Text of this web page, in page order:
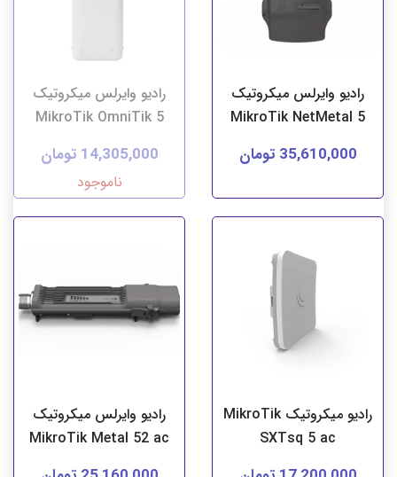
رادیو وایرلس میکروتیک
MikroTik NetMetal 5
35,610,000 تومان
رادیو وایرلس میکروتیک
MikroTik OmniTik 5
14,305,000 تومان
ناموجود
رادیو میکروتیک MikroTik
SXTsq 5 ac
رادیو وایرلس میکروتیک
MikroTik Metal 52 ac